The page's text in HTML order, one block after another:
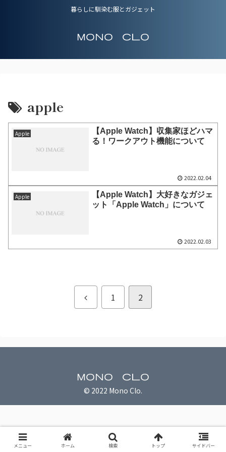
暮らしに馴染む服とガジェット
Mono Clo
apple
Apple
【Apple Watch】収集家ほどハマ
る！ワークアウト機能について
2022.02.04
Apple
【Apple Watch】大好きなガジェ
ット「Apple Watch」について
2022.02.03
前
1 2
Mono Clo
© 2022 Mono Clo.
メニュー ホーム 検索 トップ サイドバー